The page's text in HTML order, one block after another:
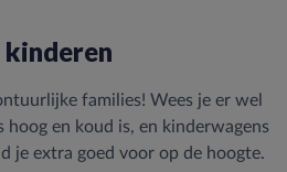
(heel handig om kleding te
regenbui).
kinderen
families! Wees je er wel
hoog en koud is, en kinderwagens
je extra goed voor op de hoogte.